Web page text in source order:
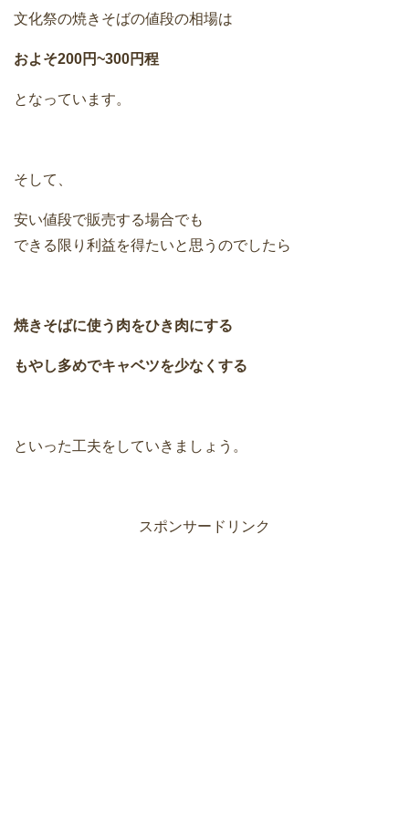
文化祭の焼きそばの値段の相場は
およそ200円~300円程
となっています。
そして、
安い値段で販売する場合でも
できる限り利益を得たいと思うのでしたら
焼きそばに使う肉をひき肉にする
もやし多めでキャベツを少なくする
といった工夫をしていきましょう。
スポンサードリンク